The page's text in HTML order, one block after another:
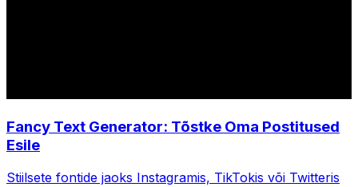
Fancy Text Generator: Tõstke Oma Postitused
Esile
Stiilsete fontide jaoks Instagramis, TikTokis või Twitteris